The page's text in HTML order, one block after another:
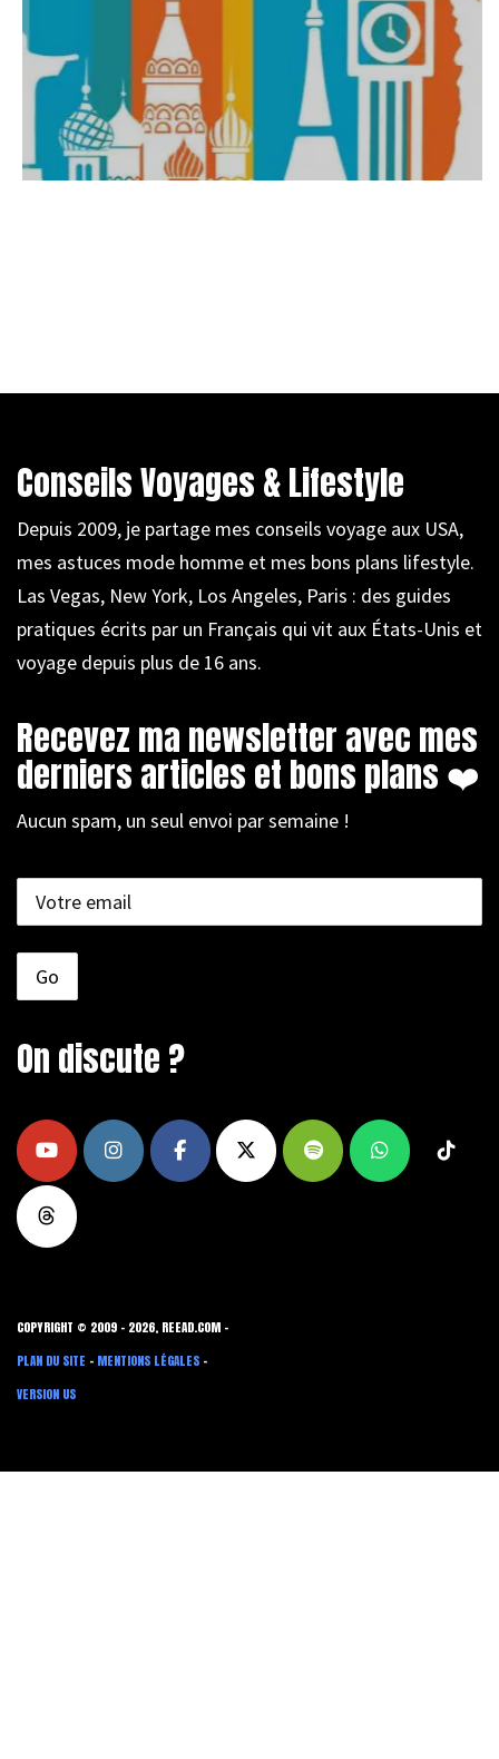
Conseils Voyages & Lifestyle
Depuis 2009, je partage mes conseils voyage aux USA,
mes astuces mode homme et mes bons plans lifestyle.
Las Vegas, New York, Los Angeles, Paris : des guides
pratiques écrits par un Français qui vit aux États-Unis et
voyage depuis plus de 16 ans.
Recevez ma newsletter avec mes
derniers articles et bons plans ❤️
Aucun spam, un seul envoi par semaine !
On discute ?
COPYRIGHT © 2009 - 2026, REEAD.COM -
PLAN DU SITE - MENTIONS LÉGALES -
VERSION US